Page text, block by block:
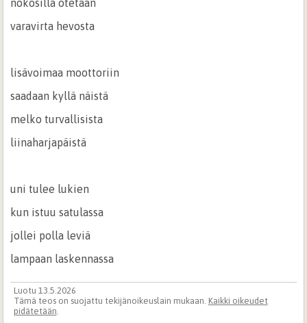
varavirta hevosta
lisävoimaa moottoriin
saadaan kyllä näistä
melko turvallisista
liinaharjapäistä
uni tulee lukien
kun istuu satulassa
jollei polla leviä
lampaan laskennassa
Luotu 13.5.2026
Tämä teos on suojattu tekijänoikeuslain mukaan. Kaikki oikeudet
pidätetään